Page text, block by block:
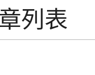
列表